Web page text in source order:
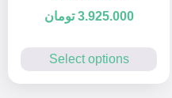
3.925.000 تومان
Select options